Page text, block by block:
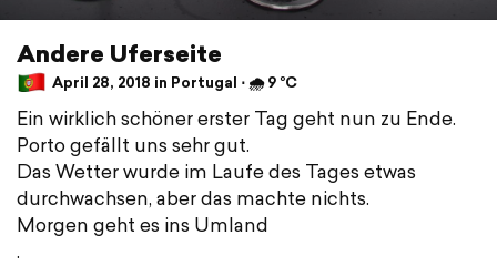
Andere Uferseite
April 28, 2018 in Portugal ⋅ 🌧 9 °C
Ein wirklich schöner erster Tag geht nun zu Ende.
Porto gefällt uns sehr gut.
Das Wetter wurde im Laufe des Tages etwas
durchwachsen, aber das machte nichts.
Morgen geht es ins Umland
.